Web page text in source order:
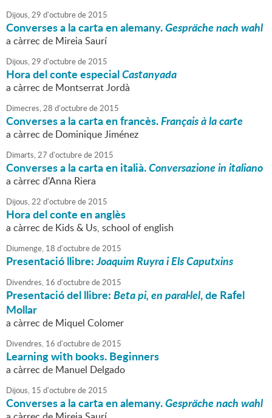
Dijous,29 d'octubrede2015
Converses a la carta en alemany.Gespräche nach wahl
a càrrec de Mireia Saurí
Dijous,29 d'octubrede2015
Hora del conte especialCastanyada
a càrrec de Montserrat Jordà
Dimecres,28 d'octubrede2015
Converses a la carta en francès.Français à la carte
a càrrec de Dominique Jiménez
Dimarts,27 d'octubrede2015
Converses a la carta en italià.Conversazione in italiano
a càrrec d'Anna Riera
Dijous,22 d'octubrede2015
Hora del conte en anglès
a càrrec de Kids & Us, school of english
Diumenge, 18 d'octubrede2015
Presentació llibre:Joaquim Ruyra i Els Caputxins
Divendres, 16 d'octubrede2015
Presentació del llibre:Beta pi, en paral·lel, de Rafel
Mollar
a càrrec de Miquel Colomer
Divendres, 16 d'octubrede2015
Learning with books. Beginners
a càrrec de Manuel Delgado
Dijous, 15 d'octubrede2015
Converses a la carta en alemany.Gespräche nach wahl